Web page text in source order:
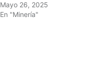
Mayo 26, 2025
En "Minería"